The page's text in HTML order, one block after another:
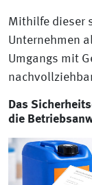
Mithilfe dieser
Unternehmen
Umgangs mit
Das
die